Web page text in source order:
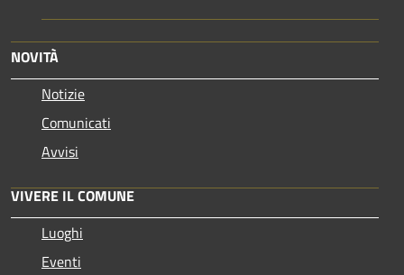
NOVITÀ
Notizie
Comunicati
Avvisi
VIVERE IL COMUNE
Luoghi
Eventi